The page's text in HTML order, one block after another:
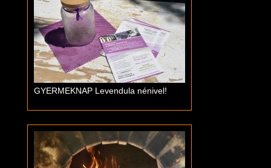
GYERMEKNAP Levendula nénivel!